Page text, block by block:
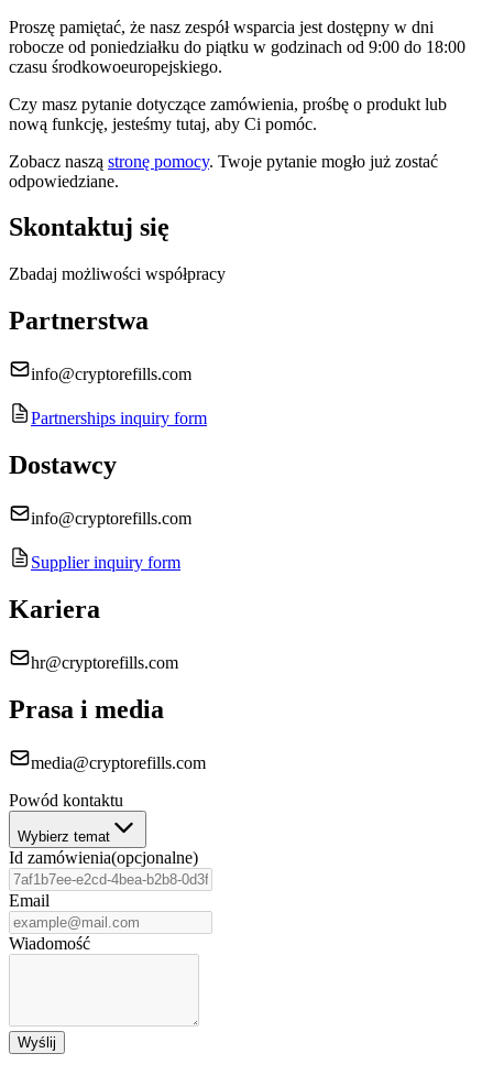
Proszę pamiętać, że nasz zespół wsparcia jest dostępny w dni
robocze od poniedziałku do piątku w godzinach od 9:00 do 18:00
czasu środkowoeuropejskiego.
Czy masz pytanie dotyczące zamówienia, prośbę o produkt lub
nową funkcję, jesteśmy tutaj, aby Ci pomóc.
Zobacz naszą stronę pomocy. Twoje pytanie mogło już zostać
odpowiedziane.
Skontaktuj się
Zbadaj możliwości współpracy
Partnerstwa
info@cryptorefills.com
Partnerships inquiry form
Dostawcy
info@cryptorefills.com
Supplier inquiry form
Kariera
hr@cryptorefills.com
Prasa i media
media@cryptorefills.com
Powód kontaktu
Wybierz temat
Id zamówienia(opcjonalne)
Email
Wiadomość
Wyślij